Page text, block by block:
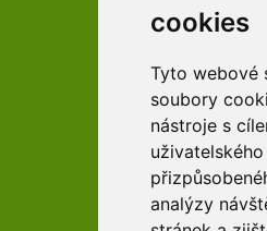
cookies
Tyto webové
soubory
nástroje s
analýzy